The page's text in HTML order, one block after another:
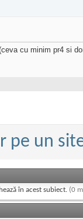
cu minim pr4 si
pe un
în acest subiect. (0